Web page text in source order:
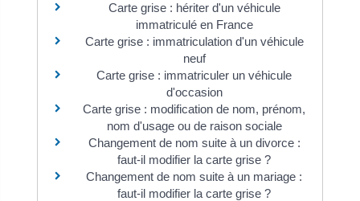
Carte grise : hériter d'un véhicule
immatriculé en France
Carte grise : immatriculation d'un véhicule
neuf
Carte grise : immatriculer un véhicule
d'occasion
Carte grise : modification de nom, prénom,
nom d'usage ou de raison sociale
Changement de nom suite à un divorce :
faut-il modifier la carte grise ?
Changement de nom suite à un mariage :
faut-il modifier la carte grise ?